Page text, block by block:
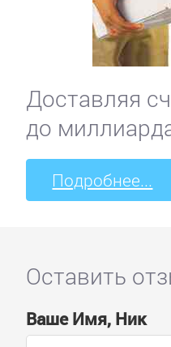
Доставляя
до
Подробнее...
Оставить
Ваше Имя, Ник